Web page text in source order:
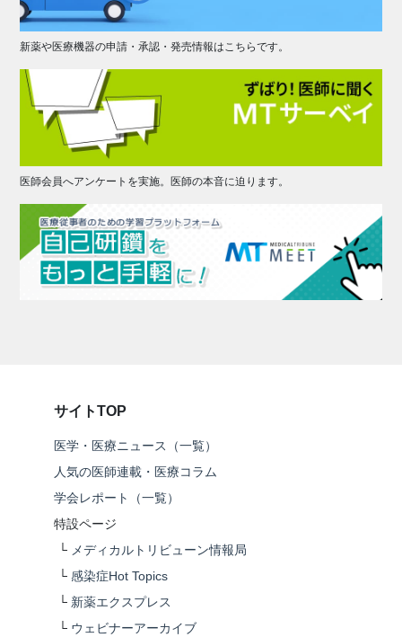
新薬や医療機器の申請・承認・発売情報はこちらです。
医師会員へアンケートを実施。医師の本音に迫ります。
サイトTOP
医学・医療ニュース（一覧）
人気の医師連載・医療コラム
学会レポート（一覧）
特設ページ
└ メディカルトリビューン情報局
└ 感染症Hot Topics
└ 新薬エクスプレス
└ ウェビナーアーカイブ